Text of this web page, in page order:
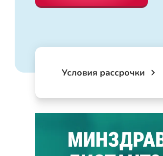
Условия рассрочки